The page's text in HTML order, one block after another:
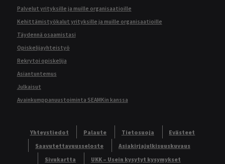
Palvelut yrityksille ja muille organisaatioille
Kehittämistyökalut yrityksille ja muille organisaatioille
Täydennä osaamistasi
Opiskelijayhteistyö
Rekrytoi opiskelija
Asiantuntemus
Julkaisut
Avainkumppanuustoiminta SEAMKin kanssa
Yhteystiedot Palaute Tietosuoja
Evästeet
Saavutettavuusseloste
Asiakirjajulkisuuskuvaus
Sivukartta
UKK – Usein kysytyt kysymykset